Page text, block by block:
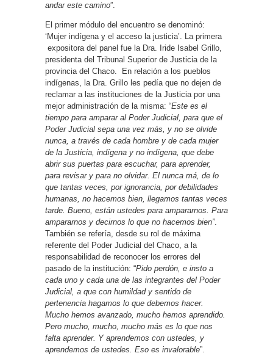
andar este camino”.
El primer módulo del encuentro se denominó:
‘Mujer indígena y el acceso la justicia’. La primera
expositora del panel fue la Dra. Iride Isabel Grillo,
presidenta del Tribunal Superior de Justicia de la
provincia del Chaco. En relación a los pueblos
indígenas, la Dra. Grillo les pedía que no dejen de
reclamar a las instituciones de la Justicia por una
mejor administración de la misma: “Este es el
tiempo para amparar al Poder Judicial, para que el
Poder Judicial sepa una vez más, y no se olvide
nunca, a través de cada hombre y de cada mujer
de la Justicia, indígena y no indígena, que debe
abrir sus puertas para escuchar, para aprender,
para revisar y para no olvidar. El nunca má, de lo
que tantas veces, por ignorancia, por debilidades
humanas, no hacemos bien, llegamos tantas veces
tarde. Bueno, están ustedes para ampararnos. Para
ampararnos y decirnos lo que no hacemos bien”.
También se refería, desde su rol de máxima
referente del Poder Judicial del Chaco, a la
responsabilidad de reconocer los errores del
pasado de la institución: “Pido perdón, e insto a
cada uno y cada una de las integrantes del Poder
Judicial, a que con humildad y sentido de
pertenencia hagamos lo que debemos hacer.
Mucho hemos avanzado, mucho hemos aprendido.
Pero mucho, mucho, mucho más es lo que nos
falta aprender. Y aprendemos con ustedes, y
aprendemos de ustedes. Eso es invalorable”.